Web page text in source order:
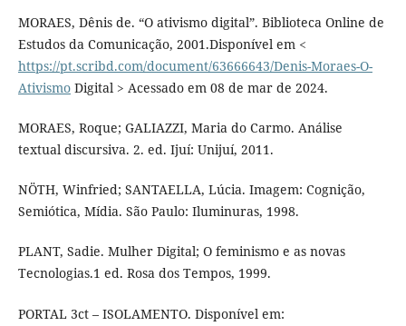
MORAES, Dênis de. “O ativismo digital”. Biblioteca Online de
Estudos da Comunicação, 2001.Disponível em <
https://pt.scribd.com/document/63666643/Denis-Moraes-O-
AtivismoDigital > Acessado em 08 de mar de 2024.
MORAES, Roque; GALIAZZI, Maria do Carmo. Análise
textual discursiva. 2. ed. Ijuí: Unijuí, 2011.
NÖTH, Winfried; SANTAELLA, Lúcia. Imagem: Cognição,
Semiótica, Mídia. São Paulo: Iluminuras, 1998.
PLANT, Sadie. Mulher Digital; O feminismo e as novas
Tecnologias.1 ed. Rosa dos Tempos, 1999.
PORTAL 3ct – ISOLAMENTO. Disponível em: